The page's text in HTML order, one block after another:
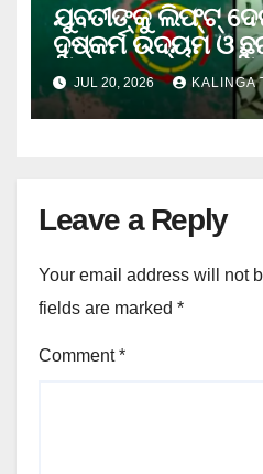
ଯୁବତୀଙ୍କୁ ଲିଫ୍‌ଟ୍‌
ଦୁଷ୍କର୍ମ ଉଦ୍ୟମ ଓ
ଜେଲ ଗଲା ଅଭିଯୁକ୍ତ
JUL 20, 2026 KALINGA
Leave a Reply
Your email address will not
fields are marked *
Comment*